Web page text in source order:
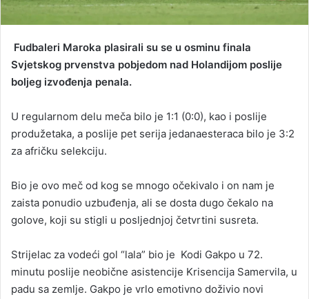
Fudbaleri Maroka plasirali su se u osminu finala
Svjetskog prvenstva pobjedom nad Holandijom poslije
boljeg izvođenja penala.
U regularnom delu meča bilo je 1:1 (0:0), kao i poslije
produžetaka, a poslije pet serija jedanaesteraca bilo je 3:2
za afričku selekciju.
Bio je ovo meč od kog se mnogo očekivalo i on nam je
zaista ponudio uzbuđenja, ali se dosta dugo čekalo na
golove, koji su stigli u posljednjoj četvrtini susreta.
Strijelac za vodeći gol “lala” bio je Kodi Gakpo u 72.
minutu poslije neobične asistencije Krisencija Samervila, u
padu sa zemlje. Gakpo je vrlo emotivno doživio novi